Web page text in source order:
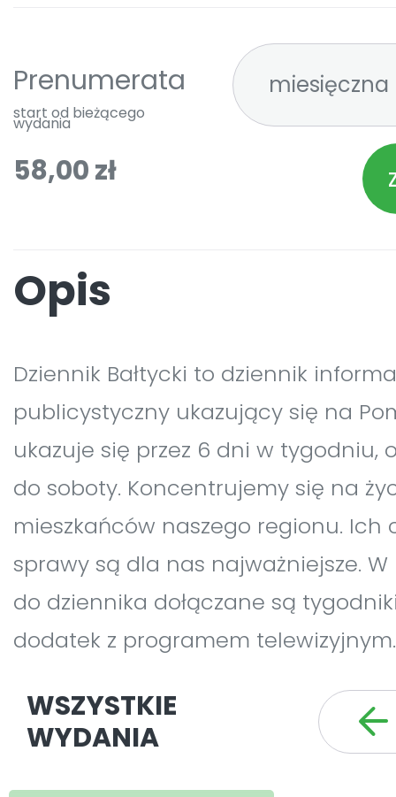
Prenumerata
start od bieżącego
wydania
58,00 zł
Opis
Dziennik Bałtycki to dziennik
publicystyczny ukazujący się na
ukazuje się przez 6 dni w tygodniu,
do soboty. Koncentrujemy się na
mieszkańców naszego regionu. Ich
sprawy są dla nas najważniejsze.
do dziennika dołączane są
dodatek z programem telewizyjnym.
WSZYSTKIE
WYDANIA